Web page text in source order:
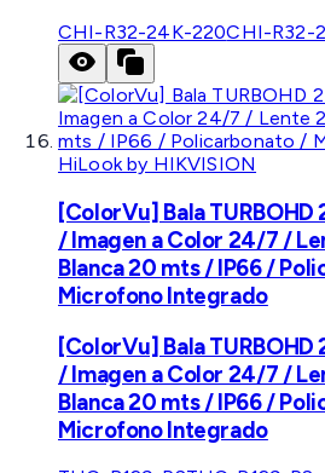
CHI-R32-24K-220CHI-R32-
HiLook by HIKVISION
[ColorVu] Bala
/ Imagen a Color 24/7 /
Blanca 20 mts / IP66 /
Microfono Integrado
[ColorVu] Bala
/ Imagen a Color 24/7 /
Blanca 20 mts / IP66 /
Microfono Integrado